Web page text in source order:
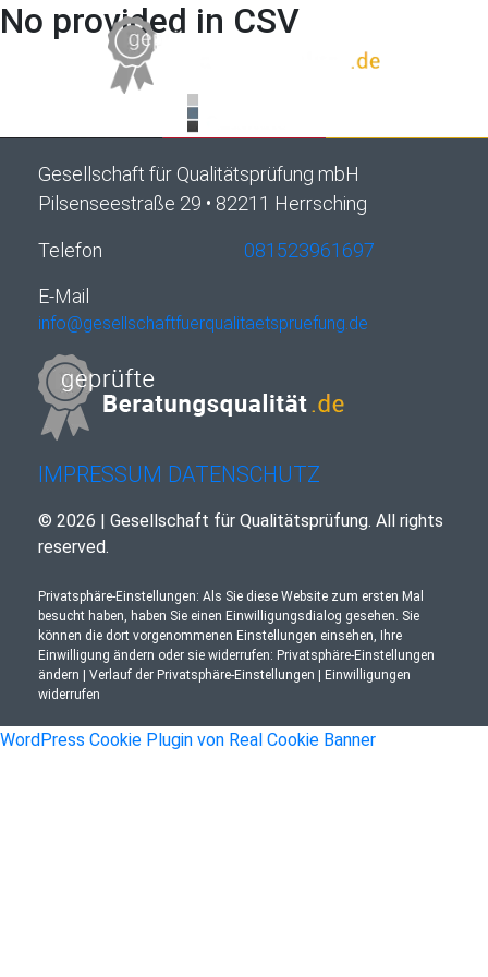
No provided in CSV
Gesellschaft für Qualitätsprüfung mbH
Pilsenseestraße 29 • 82211 Herrsching
Telefon
081523961697
E-Mail
info@gesellschaftfuerqualitaetspruefung.de
IMPRESSUM DATENSCHUTZ
© 2026 | Gesellschaft für Qualitätsprüfung. All rights
reserved.
Privatsphäre-Einstellungen: Als Sie diese Website zum ersten Mal
besucht haben, haben Sie einen Einwilligungsdialog gesehen. Sie
können die dort vorgenommenen Einstellungen einsehen, Ihre
Einwilligung ändern oder sie widerrufen: Privatsphäre-Einstellungen
ändern
Verlauf der Privatsphäre-Einstellungen
Einwilligungen
widerrufen
WordPress Cookie Plugin von Real Cookie Banner